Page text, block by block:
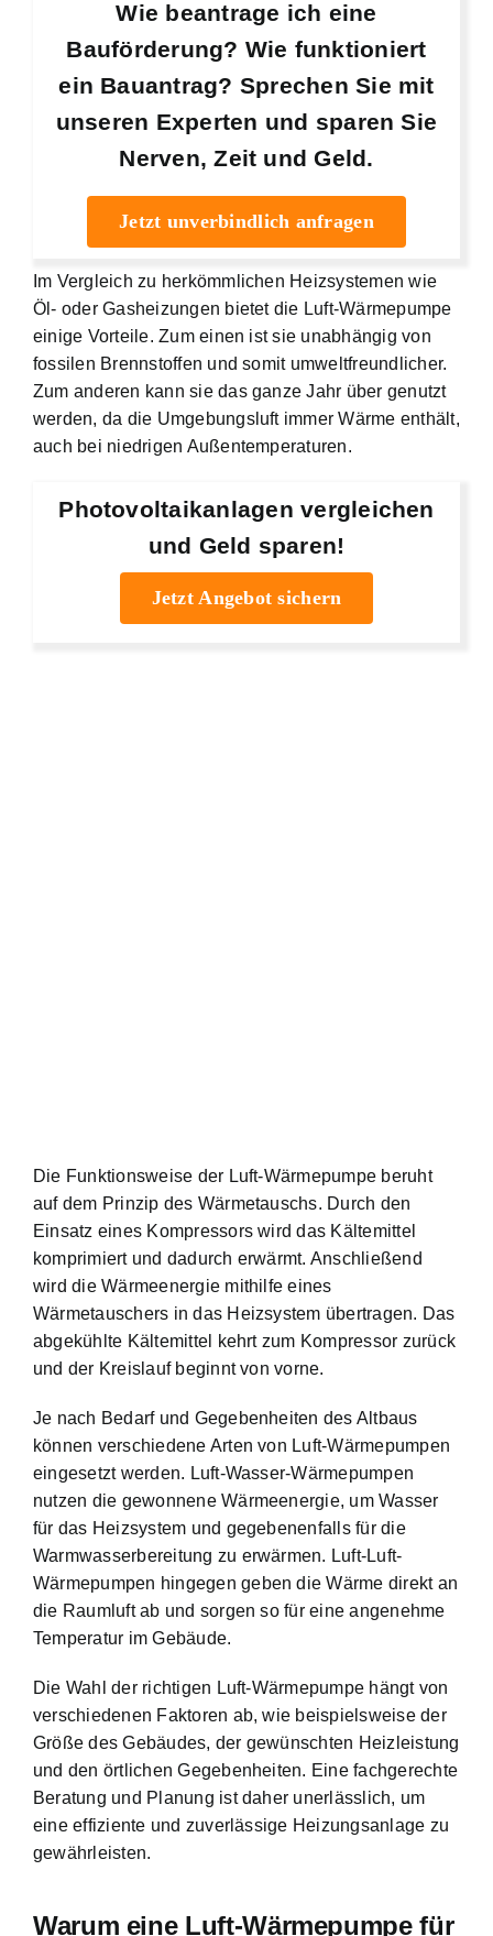
Wie beantrage ich eine
Bauförderung? Wie funktioniert
ein Bauantrag? Sprechen Sie mit
unseren Experten und sparen Sie
Nerven, Zeit und Geld.
Jetzt unverbindlich anfragen
Im Vergleich zu herkömmlichen Heizsystemen wie
Öl- oder Gasheizungen bietet die Luft-Wärmepumpe
einige Vorteile. Zum einen ist sie unabhängig von
fossilen Brennstoffen und somit umweltfreundlicher.
Zum anderen kann sie das ganze Jahr über genutzt
werden, da die Umgebungsluft immer Wärme enthält,
auch bei niedrigen Außentemperaturen.
Photovoltaikanlagen vergleichen
und Geld sparen!
Jetzt Angebot sichern
Die Funktionsweise der Luft-Wärmepumpe beruht
auf dem Prinzip des Wärmetauschs. Durch den
Einsatz eines Kompressors wird das Kältemittel
komprimiert und dadurch erwärmt. Anschließend
wird die Wärmeenergie mithilfe eines
Wärmetauschers in das Heizsystem übertragen. Das
abgekühlte Kältemittel kehrt zum Kompressor zurück
und der Kreislauf beginnt von vorne.
Je nach Bedarf und Gegebenheiten des Altbaus
können verschiedene Arten von Luft-Wärmepumpen
eingesetzt werden. Luft-Wasser-Wärmepumpen
nutzen die gewonnene Wärmeenergie, um Wasser
für das Heizsystem und gegebenenfalls für die
Warmwasserbereitung zu erwärmen. Luft-Luft-
Wärmepumpen hingegen geben die Wärme direkt an
die Raumluft ab und sorgen so für eine angenehme
Temperatur im Gebäude.
Die Wahl der richtigen Luft-Wärmepumpe hängt von
verschiedenen Faktoren ab, wie beispielsweise der
Größe des Gebäudes, der gewünschten Heizleistung
und den örtlichen Gegebenheiten. Eine fachgerechte
Beratung und Planung ist daher unerlässlich, um
eine effiziente und zuverlässige Heizungsanlage zu
gewährleisten.
Warum eine Luft-Wärmepumpe für